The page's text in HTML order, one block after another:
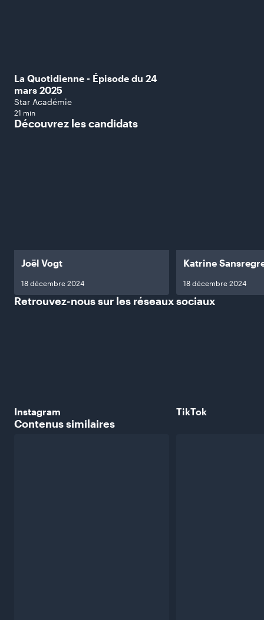
La Quotidienne - Épisode du 24
mars 2025
Star Académie
21 min
Découvrez lescandidats
Joël Vogt
18 décembre 2024
Katrine
18 décembre 2024
Retrouvez-nous sur les réseauxsociaux
Instagram TikTok
Contenussimilaires